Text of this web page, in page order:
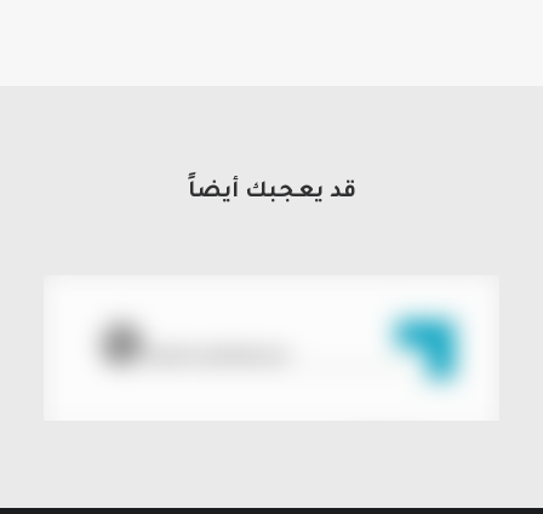
قد يعجبك أيضاً